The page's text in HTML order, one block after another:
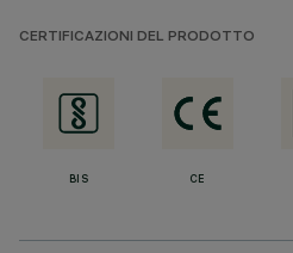
CERTIFICAZIONI DEL PRODOTTO
BIS CE